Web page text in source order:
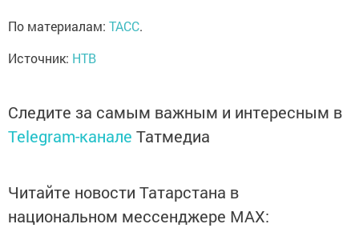
По материалам: ТАСС.
Источник: НТВ
Следите за самым важным и интересным в
Telegram-канале Татмедиа
Читайте новости Татарстана в
национальном мессенджере MАХ: